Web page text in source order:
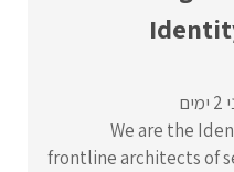
We are the
frontline architects of